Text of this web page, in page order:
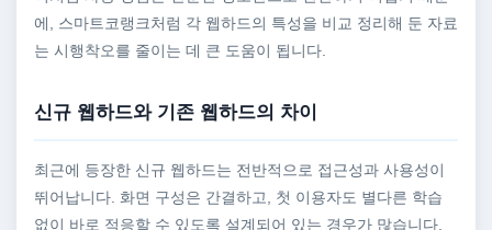
에, 스마트코랭크처럼 각 웹하드의 특성을 비교 정리해 둔 자료
는 시행착오를 줄이는 데 큰 도움이 됩니다.
신규 웹하드와 기존 웹하드의 차이
최근에 등장한 신규 웹하드는 전반적으로 접근성과 사용성이
뛰어납니다. 화면 구성은 간결하고, 첫 이용자도 별다른 학습
없이 바로 적응할 수 있도록 설계되어 있는 경우가 많습니다.